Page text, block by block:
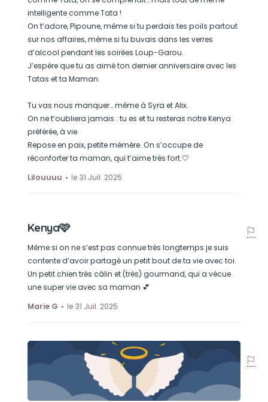
intelligente comme Tata !
On t’adore, Pipoune, même si tu perdais tes poils partout
sur nos affaires, même si tu buvais dans les verres
d’alcool pendant les soirées Loup-Garou.
J’espère que tu as aimé ton dernier anniversaire avec les
Tatas et ta Maman.
Tu vas nous manquer… même à Syra et Alix.
On ne t’oubliera jamais : tu es et tu resteras notre Kenya
préférée, à vie.
Repose en paix, petite mémère. On s’occupe de
réconforter ta maman, qui t’aime très fort.🤍
Lilouuuu
le 31 Juil. 2025
Kenya🩷
Même si on ne s’est pas connue très longtemps je suis
contente d’avoir partagé un petit bout de ta vie avec toi.
Un petit chien très câlin et (très) gourmand, qui a vécue
une super vie avec sa maman 💕
Marie G
le 31 Juil. 2025